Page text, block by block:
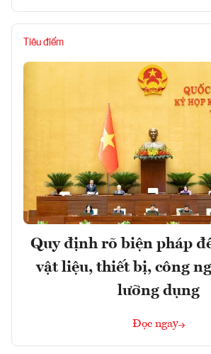
Tiêu điểm
Quy định rõ biện pháp
vật liệu, thiết bị, công
lưỡng dụng
Đọc ngay